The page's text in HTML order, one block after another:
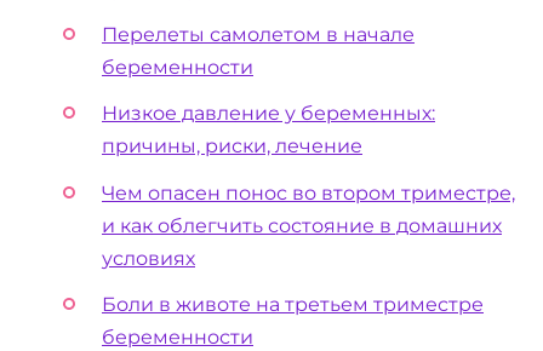
Перелеты самолетом в начале
беременности
Низкое давление у беременных:
причины, риски, лечение
Чем опасен понос во втором триместре,
и как облегчить состояние в домашних
условиях
Боли в животе на третьем триместре
беременности